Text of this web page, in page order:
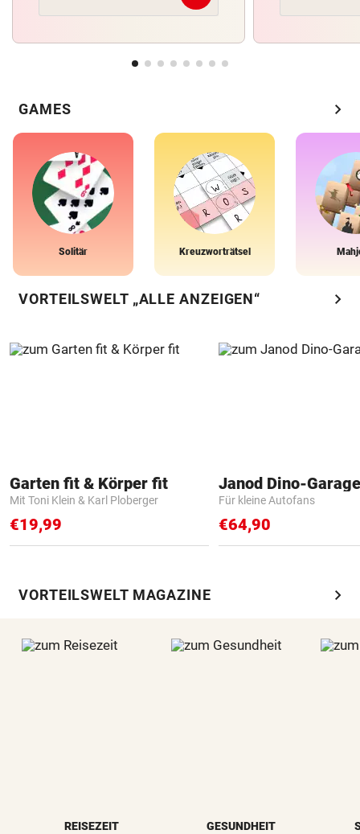
GAMES chevron_right
Solitär Kreuzworträtsel
VORTEILSWELT „ALLE ANZEIGEN“ chevron_right
Garten fit & Körper fit
Mit Toni Klein & Karl Ploberger
€19,99
Janod Dino-Garage
Für kleine Autofans
€64,90
VORTEILSWELT MAGAZINE chevron_right
REISEZEIT GESUNDHEIT